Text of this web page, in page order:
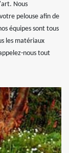
Nous
pelouse afin de
équipes sont tous
les matériaux
nous tout